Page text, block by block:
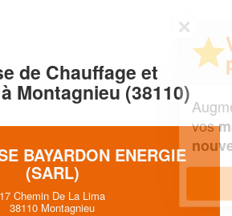
de Chauffage et
Montagnieu (38110)
BAYARDON ENERGIE
(SARL)
17 Chemin De La Lima
38110 Montagnieu
professionnel ?
votrechiffre d'affaireset
margestout en gagnant de
clients!
En savoir plus